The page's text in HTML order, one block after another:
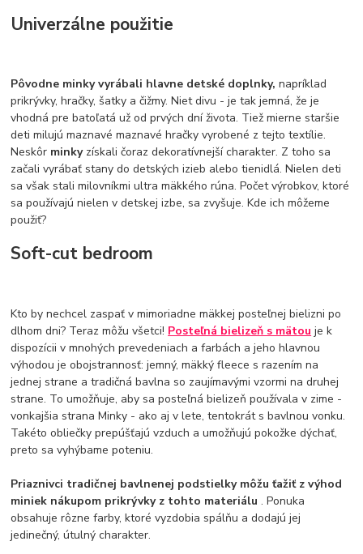
Univerzálne použitie
Pôvodne minky vyrábali hlavne detské doplnky,napríklad
prikrývky, hračky, šatky a čižmy. Niet divu - je tak jemná, že je
vhodná pre batoľatá už od prvých dní života. Tiež mierne staršie
deti milujú maznavé maznavé hračky vyrobené z tejto textílie.
Neskôr minky získali čoraz dekoratívnejší charakter. Z toho sa
začali vyrábať stany do detských izieb alebo tienidlá. Nielen deti
sa však stali milovníkmi ultra mäkkého rúna. Počet výrobkov, ktoré
sa používajú nielen v detskej izbe, sa zvyšuje. Kde ich môžeme
použiť?
Soft-cut bedroom
Kto by nechcel zaspať v mimoriadne mäkkej posteľnej bielizni po
dlhom dni? Teraz môžu všetci! Posteľná bielizeň s mätou je k
dispozícii v mnohých prevedeniach a farbách a jeho hlavnou
výhodou je obojstrannosť: jemný, mäkký fleece s razením na
jednej strane a tradičná bavlna so zaujímavými vzormi na druhej
strane. To umožňuje, aby sa posteľná bielizeň používala v zime -
vonkajšia strana Minky - ako aj v lete, tentokrát s bavlnou vonku.
Takéto obliečky prepúšťajú vzduch a umožňujú pokožke dýchať,
preto sa vyhýbame poteniu.
Priaznivci tradičnej bavlnenej podstielky môžu ťažiť z výhod
miniek nákupom prikrývky z tohto materiálu. Ponuka
obsahuje rôzne farby, ktoré vyzdobia spálňu a dodajú jej
jedinečný, útulný charakter.